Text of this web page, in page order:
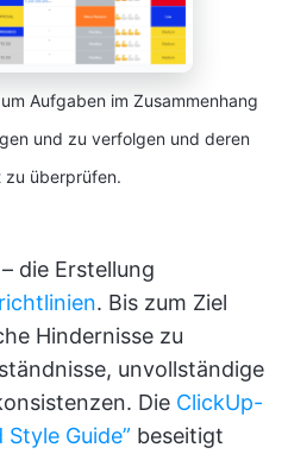
Aufgaben im Zusammenhang
und zu verfolgen und deren
zu überprüfen.
die Erstellung
. Bis zum Ziel
Hindernisse zu
unvollständige
Die ClickUp-
Guide” beseitigt